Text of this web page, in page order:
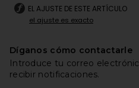
EL AJUSTE DE ESTE ARTÍCULO
el ajuste es exacto
Díganos cómo contactarle
Introduce tu correo
recibir notificaciones.